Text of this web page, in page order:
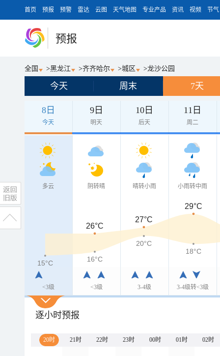
首页 预报 预警 雷达 云图 天气地图 专业产品 资讯 视频 节气
预报
全国 >黑龙江 >齐齐哈尔 >城区 >龙沙公园
今天 周末 7天
8日
今天
9日
明天
10日
后天
11日
周二
多云
<3级
阴转晴
<3级
晴转小雨
3-4级
小雨转中雨
3-4级转<3级
26°C
27°C
29°C
15°C 16°C
20°C
18°C
逐小时预报
20时 21时 22时 23时 00时 01时 02时